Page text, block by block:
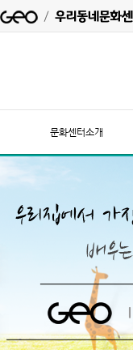
문화센터소개